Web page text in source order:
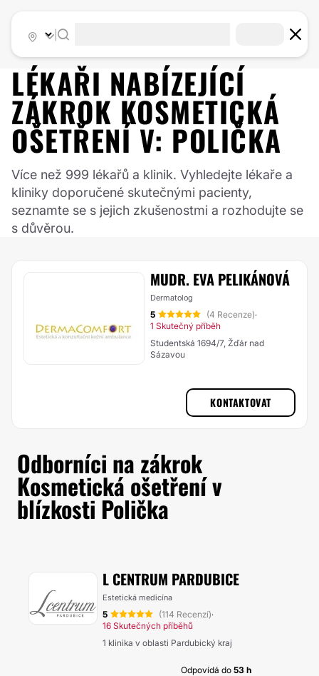
LÉKAŘI NABÍZEJÍCÍ
ZÁKROK KOSMETICKÁ
OŠETŘENÍ V: POLIČKA
Více než 999 lékařů a klinik. Vyhledejte lékaře a
kliniky doporučené skutečnými pacienty,
seznamte se s jejich zkušenostmi a rozhodujte se
s důvěrou.
MUDR. EVA PELIKÁNOVÁ
Dermatolog
5 (4 Recenze)·
1 Skutečný příběh
Studentská 1694/7, Žďár nad
Sázavou
KONTAKTOVAT
Odborníci na zákrok
Kosmetická ošetření v
blízkosti Polička
L CENTRUM PARDUBICE
Estetická medicína
5 (114 Recenzí)·
16 Skutečných příběhů
1 klinika v oblasti Pardubický kraj
Odpovídá do53 h